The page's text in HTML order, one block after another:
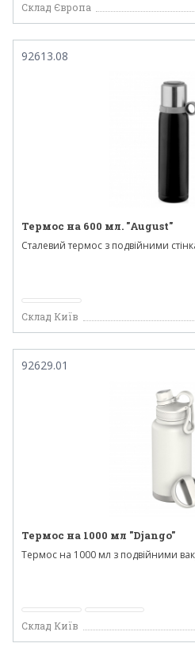
Склад Європа
92613.08
Термос на 600 мл. "August"
Сталевий термос з подвійними
Склад Київ
92629.01
Термос на 1000 мл "Django"
Термос на 1000 мл з подвійними
Склад Київ